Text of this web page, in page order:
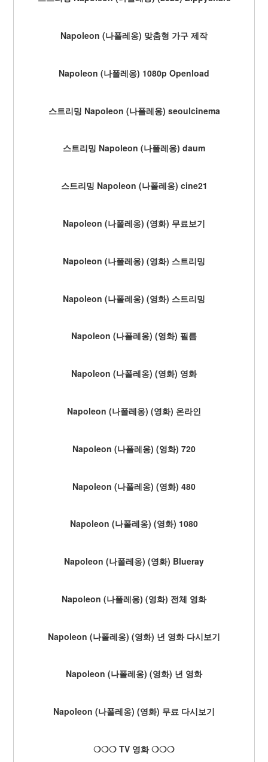
Napoleon (나폴레옹) 맞춤형 가구 제작
Napoleon (나폴레옹) 1080p Openload
스트리밍 Napoleon (나폴레옹) seoulcinema
스트리밍 Napoleon (나폴레옹) daum
스트리밍 Napoleon (나폴레옹) cine21
Napoleon (나폴레옹) (영화) 무료보기
Napoleon (나폴레옹) (영화) 스트리밍
Napoleon (나폴레옹) (영화) 스트리밍
Napoleon (나폴레옹) (영화) 필름
Napoleon (나폴레옹) (영화) 영화
Napoleon (나폴레옹) (영화) 온라인
Napoleon (나폴레옹) (영화) 720
Napoleon (나폴레옹) (영화) 480
Napoleon (나폴레옹) (영화) 1080
Napoleon (나폴레옹) (영화) Blueray
Napoleon (나폴레옹) (영화) 전체 영화
Napoleon (나폴레옹) (영화) 년 영화 다시보기
Napoleon (나폴레옹) (영화) 년 영화
Napoleon (나폴레옹) (영화) 무료 다시보기
❍❍❍ TV 영화 ❍❍❍